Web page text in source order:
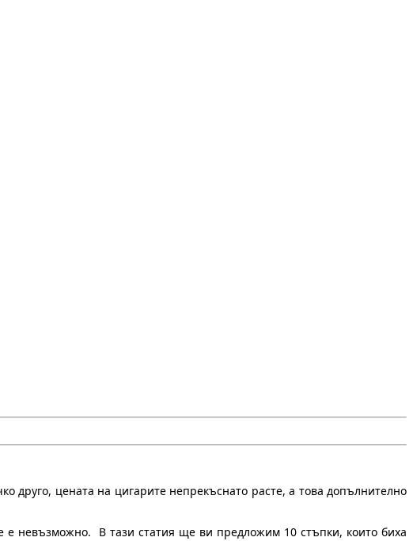
друго, цената на цигарите непрекъснато расте, а това допълнително
е невъзможно. В тази статия ще ви предложим 10 стъпки, които биха